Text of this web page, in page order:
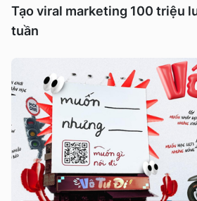
Tạo viral marketing 100 triệu
tuần